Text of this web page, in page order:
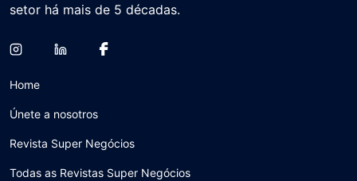
setor há mais de 5 décadas.
Home
Únete a nosotros
Revista Super Negócios
Todas as Revistas Super Negócios